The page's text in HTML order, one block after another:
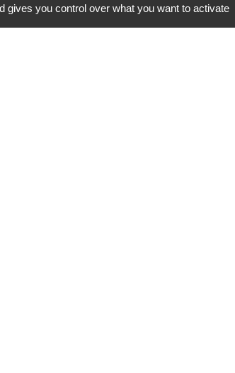
Contacts
gives you control over what you want to activate